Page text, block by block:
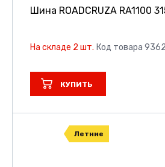
Шина ROADCRUZA RA1100
На складе 2 шт. Код товара
КУПИТЬ
Летние